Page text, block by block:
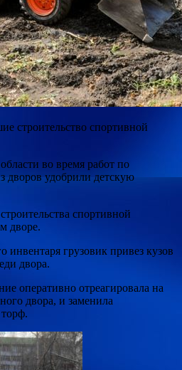
строительство спортивной
во время работ по
дворов удобрили детскую
спортивной
дворе.
инвентаря грузовик привез кузов
двора.
оперативно отреагировала на
двора, и заменила